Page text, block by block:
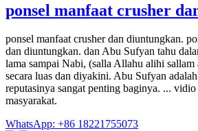
ponsel manfaat crusher
ponsel manfaat crusher dan diuntungkan.
dan diuntungkan. dan Abu Sufyan tahu
lama sampai Nabi, (salla Allahu alihi sallam
secara luas dan diyakini. Abu Sufyan
reputasinya sangat penting baginya. ... vidio
masyarakat.
WhatsApp: +86 18221755073